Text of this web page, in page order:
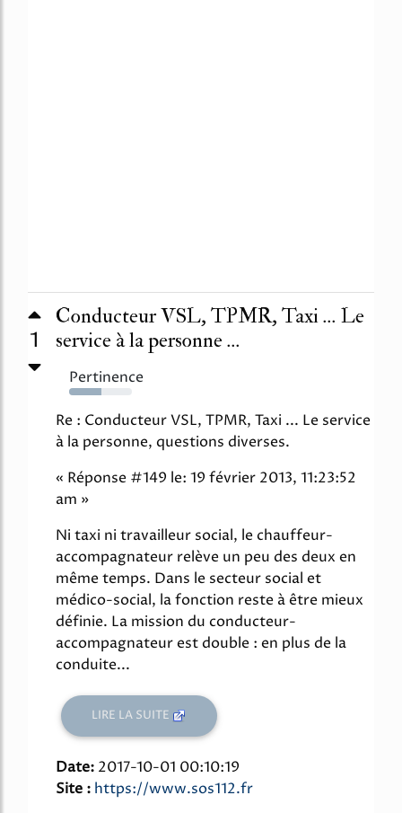
1
Conducteur VSL, TPMR, Taxi ... Le
service à la personne ...
Pertinence
51%
Re : Conducteur VSL, TPMR, Taxi ... Le service
à la personne, questions diverses.
« Réponse #149 le: 19 février 2013, 11:23:52
am »
Ni taxi ni travailleur social, le chauffeur-
accompagnateur relève un peu des deux en
même temps. Dans le secteur social et
médico-social, la fonction reste à être mieux
définie. La mission du conducteur-
accompagnateur est double : en plus de la
conduite...
LIRE LA SUITE
Date: 2017-10-01 00:10:19
Site : https://www.sos112.fr